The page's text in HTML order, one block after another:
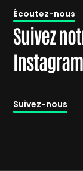
Écoutez-nous
Suivez
Instagram
Suivez-nous